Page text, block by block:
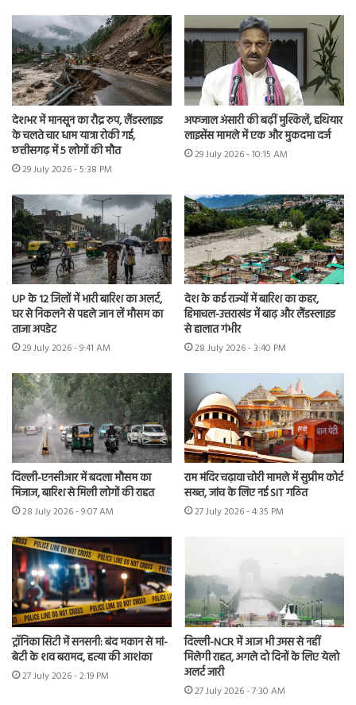
देशभर में मानसून का रौद्र रुप, लैंडस्लाइड
के चलते चार धाम यात्रा रोकी गई,
छत्तीसगढ़ में 5 लोगों की मौत
29 July 2026 - 5:38 PM
अफजाल अंसारी की बढ़ीं मुश्किलें, हथियार
लाइसेंस मामले में एक और मुकदमा दर्ज
29 July 2026 - 10:15 AM
UP के 12 जिलों में भारी बारिश का अलर्ट,
घर से निकलने से पहले जान लें मौसम का
ताजा अपडेट
29 July 2026 - 9:41 AM
देश के कई राज्यों में बारिश का कहर,
हिमाचल-उत्तराखंड में बाढ़ और लैंडस्लाइड
से हालात गंभीर
28 July 2026 - 3:40 PM
दिल्ली-एनसीआर में बदला मौसम का
मिजाज, बारिश से मिली लोगों की राहत
28 July 2026 - 9:07 AM
राम मंदिर चढ़ावा चोरी मामले में सुप्रीम कोर्ट
सख्त, जांच के लिए नई SIT गठित
27 July 2026 - 4:35 PM
ट्रॉनिका सिटी में सनसनी: बंद मकान से मां-
बेटी के शव बरामद, हत्या की आशंका
27 July 2026 - 2:19 PM
दिल्ली-NCR में आज भी उमस से नहीं
मिलेगी राहत, अगले दो दिनों के लिए येलो
अलर्ट जारी
27 July 2026 - 7:30 AM